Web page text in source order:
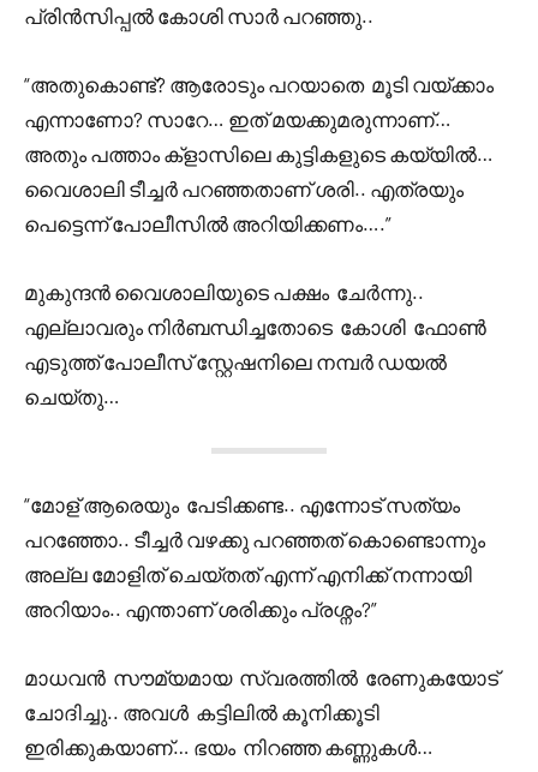
പ്രിൻസിപ്പൽ കോശി സാർ പറഞ്ഞു..
“അതുകൊണ്ട്? ആരോടും പറയാതെ മൂടി വയ്ക്കാം
എന്നാണോ? സാറേ… ഇത് മയക്കുമരുന്നാണ്…
അതും പത്താം ക്‌ളാസിലെ കുട്ടികളുടെ കയ്യിൽ…
വൈശാലി ടീച്ചർ പറഞ്ഞതാണ് ശരി.. എത്രയും
പെട്ടെന്ന് പോലീസിൽ അറിയിക്കണം….”
മുകുന്ദൻ വൈശാലിയുടെ പക്ഷം ചേർന്നു..
എല്ലാവരും നിർബന്ധിച്ചതോടെ കോശി ഫോൺ
എടുത്ത് പോലീസ് സ്റ്റേഷനിലെ നമ്പർ ഡയൽ
ചെയ്തു…
“മോള് ആരെയും പേടിക്കണ്ട.. എന്നോട് സത്യം
പറഞ്ഞോ.. ടീച്ചർ വഴക്കു പറഞ്ഞത് കൊണ്ടൊന്നും
അല്ല മോളിത് ചെയ്തത് എന്ന് എനിക്ക് നന്നായി
അറിയാം.. എന്താണ് ശരിക്കും പ്രശ്നം?”
മാധവൻ സൗമ്യമായ സ്വരത്തിൽ രേണുകയോട്
ചോദിച്ചു.. അവൾ കട്ടിലിൽ കൂനിക്കൂടി
ഇരിക്കുകയാണ്… ഭയം നിറഞ്ഞ കണ്ണുകൾ…